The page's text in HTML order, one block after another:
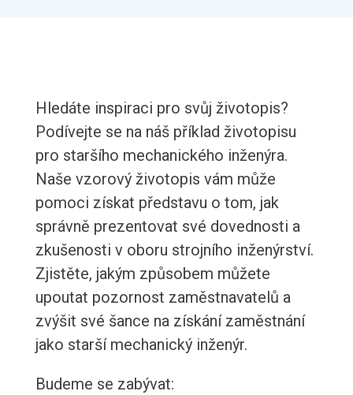
Hledáte inspiraci pro svůj životopis?
Podívejte se na náš příklad životopisu
pro staršího mechanického inženýra.
Naše vzorový životopis vám může
pomoci získat představu o tom, jak
správně prezentovat své dovednosti a
zkušenosti v oboru strojního inženýrství.
Zjistěte, jakým způsobem můžete
upoutat pozornost zaměstnavatelů a
zvýšit své šance na získání zaměstnání
jako starší mechanický inženýr.
Budeme se zabývat: